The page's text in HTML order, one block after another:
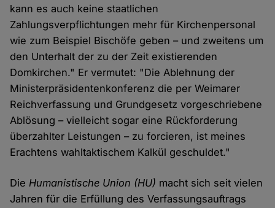
kann es auch keine staatlichen
Zahlungsverpflichtungen mehr für Kirchenpersonal
wie zum Beispiel Bischöfe geben – und zweitens um
den Unterhalt der zu der Zeit existierenden
Domkirchen." Er vermutet: "Die Ablehnung der
Ministerpräsidentenkonferenz die per Weimarer
Reichverfassung und Grundgesetz vorgeschriebene
Ablösung – vielleicht sogar eine Rückforderung
überzahlter Leistungen – zu forcieren, ist meines
Erachtens wahltaktischem Kalkül geschuldet."
DieHumanistische Union (HU) macht sich seit vielen
Jahren für die Erfüllung des Verfassungsauftrags